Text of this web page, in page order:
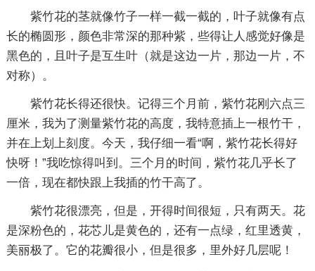
紫竹花的茎就像竹子一样一截一截的，叶子就像有点
长的椭圆形，颜色非常深的那种紫，些得让人感觉好像是
黑色的，且叶子是互生叶（就是这边一片，那边一片，不
对称）。
紫竹花长得还很快。记得三个月前，紫竹花刚六点三
厘米，我为了测量紫竹花的高度，我特意插上一根竹干，
并在上划上刻度。今天，我仔细一看“啊，紫竹花长得好
快呀！”我吃惊得叫到。三个月的时间，紫竹花几乎长了
一倍，现在都快跟上我插的竹干高了。
紫竹花很漂亮，但是，开得时间很短，只有两天。花
是深粉色的，花芯儿是黄色的，还有一点绿，红里透黄，
美丽极了。它的花瓣很小，但是很多，里外好几层呢！